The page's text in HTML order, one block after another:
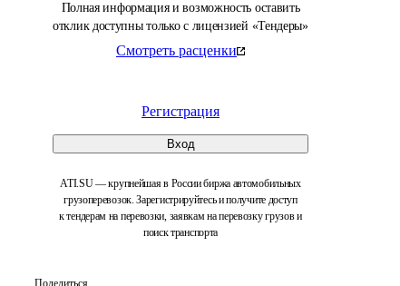
Полная информация и возможность оставить
отклик доступны только с лицензией «Тендеры»
Смотреть расценки
Регистрация
Вход
ATI.SU — крупнейшая в России биржа автомобильных
грузоперевозок. Зарегистрируйтесь и получите доступ
к тендерам на перевозки, заявкам на перевозку грузов и
поиск транспорта
Поделиться